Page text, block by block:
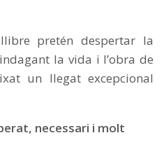
pretén despertar la
la vida i l’obra de
un llegat excepcional
necessari i molt